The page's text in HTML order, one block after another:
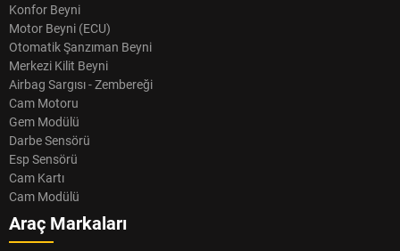
Konfor Beyni
Motor Beyni (ECU)
Otomatik Şanzıman Beyni
Merkezi Kilit Beyni
Airbag Sargısı - Zembereği
Cam Motoru
Gem Modülü
Darbe Sensörü
Esp Sensörü
Cam Kartı
Cam Modülü
Araç Markaları